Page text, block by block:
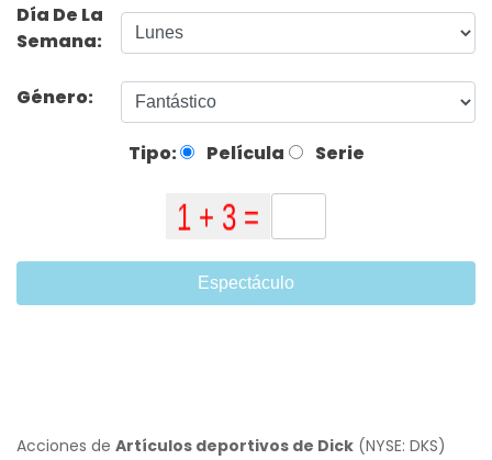
Día De La
Semana:
Género:
Tipo: Película Serie
Espectáculo
Acciones de Artículos deportivos de Dick (NYSE: DKS)